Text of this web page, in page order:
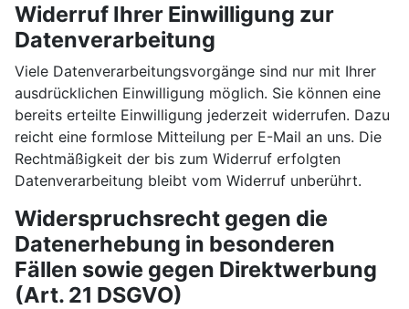
Widerruf Ihrer Einwilligung zur
Datenverarbeitung
Viele Datenverarbeitungsvorgänge sind nur mit Ihrer
ausdrücklichen Einwilligung möglich. Sie können eine
bereits erteilte Einwilligung jederzeit widerrufen. Dazu
reicht eine formlose Mitteilung per E-Mail an uns. Die
Rechtmäßigkeit der bis zum Widerruf erfolgten
Datenverarbeitung bleibt vom Widerruf unberührt.
Widerspruchsrecht gegen die
Datenerhebung in besonderen
Fällen sowie gegen Direktwerbung
(Art. 21 DSGVO)